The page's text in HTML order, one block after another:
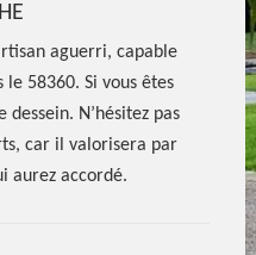
aguerri, capable
58360. Si vous êtes
N’hésitez pas
car il valorisera par
aurez accordé.